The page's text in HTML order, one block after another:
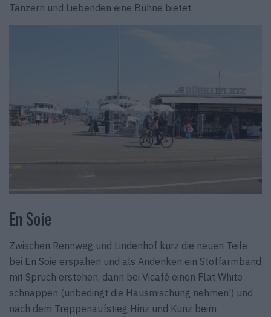
Tänzern und Liebenden eine Bühne bietet.
En Soie
Zwischen Rennweg und Lindenhof kurz die neuen Teile
bei En Soie erspähen und als Andenken ein Stoffarmband
mit Spruch erstehen, dann bei Vicafé einen Flat White
schnappen (unbedingt die Hausmischung nehmen!) und
nach dem Treppenaufstieg Hinz und Kunz beim